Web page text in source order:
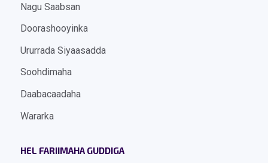
Nagu Saabsan
Doorashooyinka
Ururrada Siyaasadda
Soohdimaha
Daabacaadaha
Wararka
HEL FARIIMAHA GUDDIGA